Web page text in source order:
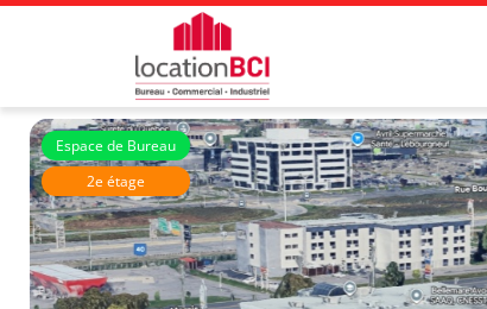
Espace de Bureau
2e étage
Immeubles Simard